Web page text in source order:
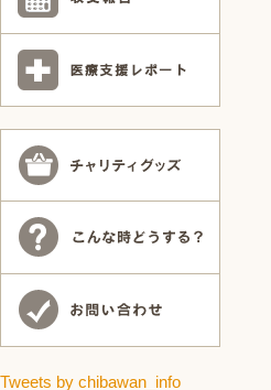
Tweets by chibawan_info